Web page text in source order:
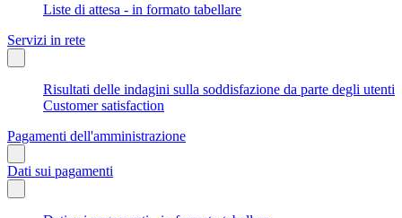
Liste di attesa - in formato tabellare
Servizi in rete
Risultati delle indagini sulla soddisfazione da parte degli utenti
Customer satisfaction
Pagamenti dell'amministrazione
Dati sui pagamenti